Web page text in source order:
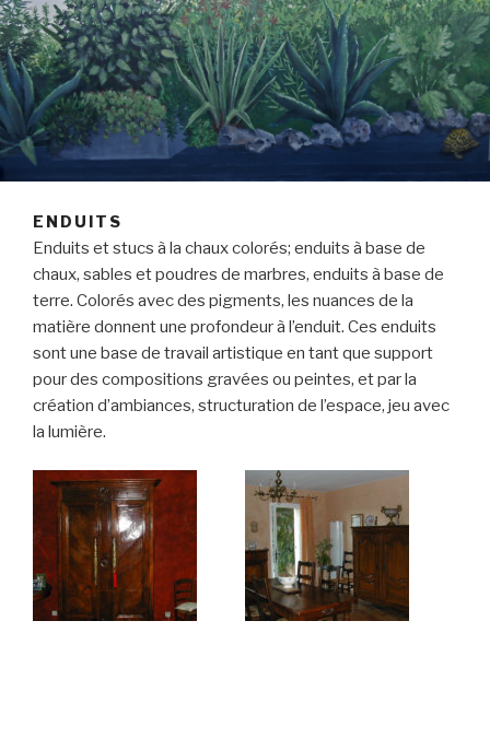
ENDUITS
Enduits et stucs à la chaux colorés; enduits à base de
chaux, sables et poudres de marbres, enduits à base de
terre. Colorés avec des pigments, les nuances de la
matière donnent une profondeur à l’enduit. Ces enduits
sont une base de travail artistique en tant que support
pour des compositions gravées ou peintes, et par la
création d’ambiances, structuration de l’espace, jeu avec
la lumière.